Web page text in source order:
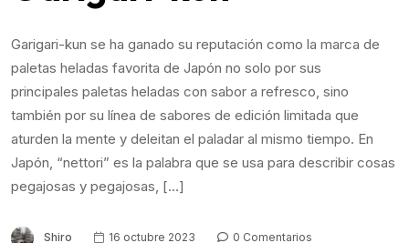
Garigari-kun se ha ganado su reputación como la marca de
paletas heladas favorita de Japón no solo por sus
principales paletas heladas con sabor a refresco, sino
también por su línea de sabores de edición limitada que
aturden la mente y deleitan el paladar al mismo tiempo. En
Japón, “nettori” es la palabra que se usa para describir cosas
pegajosas y pegajosas, […]
Shiro 16 octubre 2023
0 Comentarios